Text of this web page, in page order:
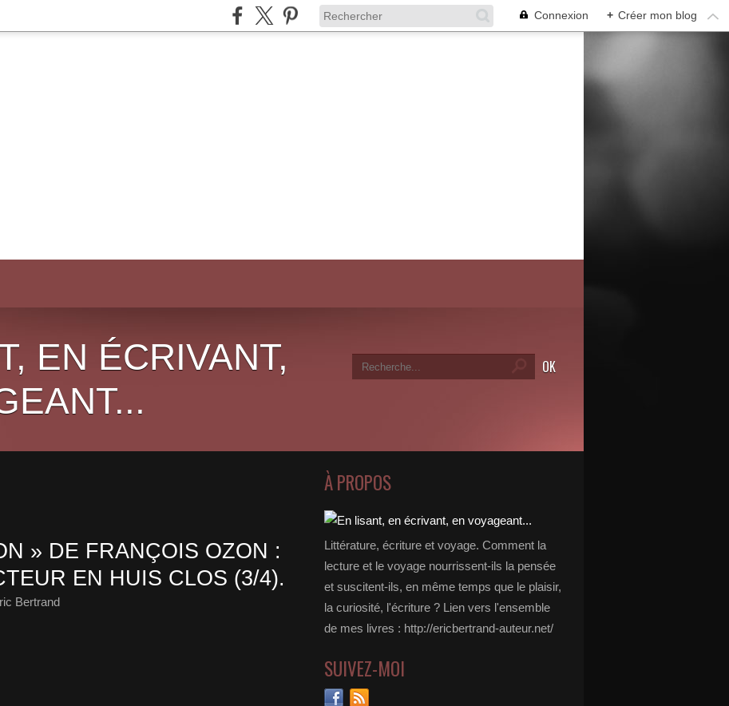
Connexion + Créer mon blog
EN ÉCRIVANT,
» DE FRANÇOIS OZON :
EN HUIS CLOS (3/4).
Bertrand
À PROPOS
Littérature, écriture et voyage. Comment la
lecture et le voyage nourrissent-ils la pensée
et suscitent-ils, en même temps que le plaisir,
la curiosité, l'écriture ? Lien vers l'ensemble
de mes livres : http://ericbertrand-auteur.net/
SUIVEZ-MOI